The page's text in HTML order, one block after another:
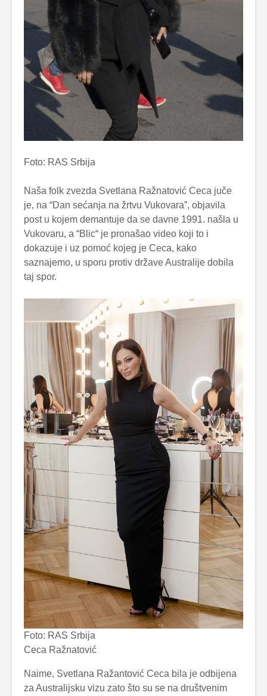
Foto: RAS Srbija
Naša folk zvezda Svetlana Ražnatović Ceca juče
je, na “Dan sećanja na žrtvu Vukovara”, objavila
post u kojem demantuje da se davne 1991. našla u
Vukovaru, a “Blic“ je pronašao video koji to i
dokazuje i uz pomoć kojeg je Ceca, kako
saznajemo, u sporu protiv države Australije dobila
taj spor.
Foto: RAS Srbija
Ceca Ražnatović
Naime, Svetlana Ražantović Ceca bila je odbijena
za Australijsku vizu zato što su se na društvenim